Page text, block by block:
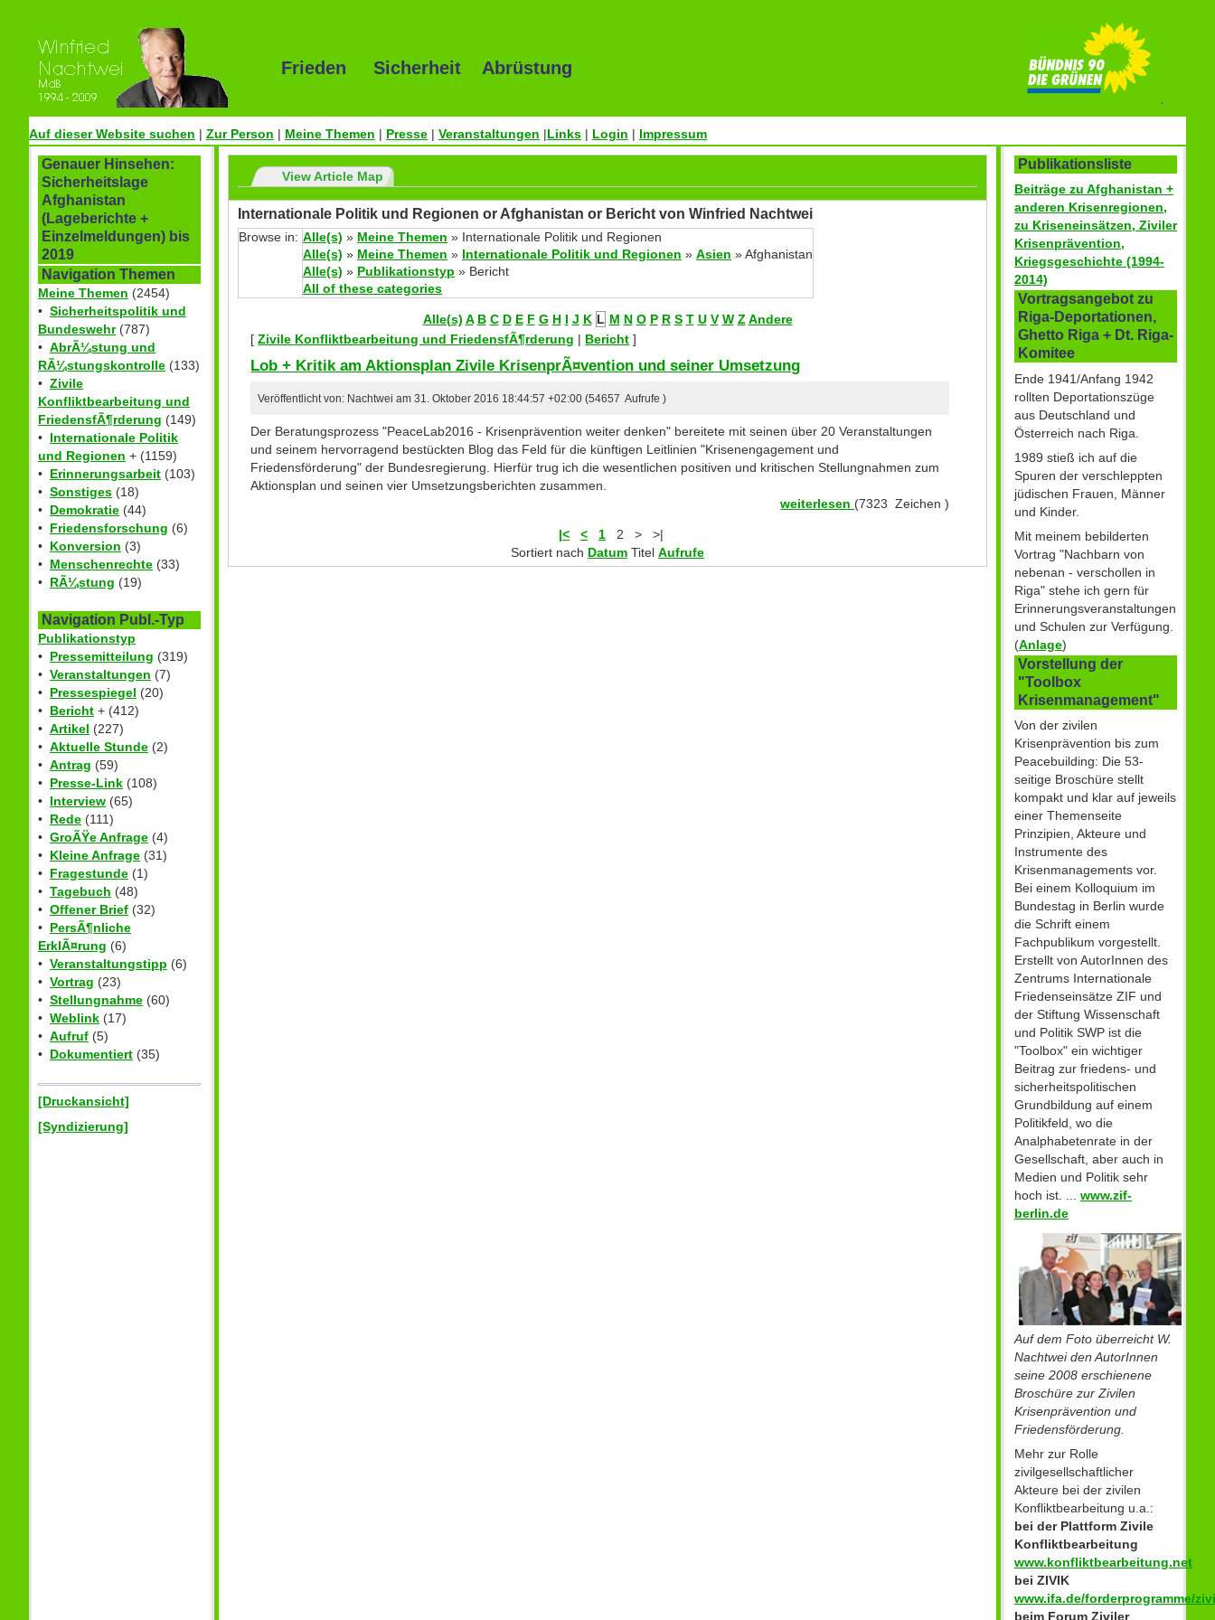
Frieden Sicherheit Abrüstung
Auf dieser Website suchen | Zur Person | Meine Themen | Presse | Veranstaltungen |Links | Login | Impressum
Genauer Hinsehen:
Sicherheitslage
Afghanistan
(Lageberichte +
Einzelmeldungen) bis
2019
Navigation Themen
Meine Themen (2454)
• Sicherheitspolitik und
Bundeswehr(787)
• AbrÃ¼stung und
RÃ¼stungskontrolle (133)
• Zivile
Konfliktbearbeitung und
FriedensfÃ¶rderung (149)
• Internationale Politik
und Regionen + (1159)
• Erinnerungsarbeit (103)
• Sonstiges (18)
• Demokratie (44)
• Friedensforschung (6)
• Konversion (3)
• Menschenrechte (33)
• RÃ¼stung (19)
Navigation Publ.-Typ
Publikationstyp
• Pressemitteilung (319)
• Veranstaltungen (7)
• Pressespiegel (20)
• Bericht + (412)
• Artikel (227)
• Aktuelle Stunde (2)
• Antrag (59)
• Presse-Link (108)
• Interview (65)
• Rede (111)
• GroÃŸe Anfrage (4)
• Kleine Anfrage (31)
• Fragestunde (1)
• Tagebuch (48)
• Offener Brief (32)
• PersÃ¶nliche
ErklÃ¤rung (6)
• Veranstaltungstipp (6)
• Vortrag (23)
• Stellungnahme (60)
• Weblink (17)
• Aufruf (5)
• Dokumentiert (35)
[Druckansicht]
[Syndizierung]
View Article Map
Internationale Politik und Regionen or Afghanistan or Bericht von Winfried Nachtwei
Browse in: Alle(s) » Meine Themen » Internationale Politik und Regionen
Alle(s) » Meine Themen » Internationale Politik und Regionen » Asien » Afghanistan
Alle(s) » Publikationstyp » Bericht
All of these categories
Alle(s) A B C D E F G H I J K L M N O P R S T U V W Z Andere
[Zivile Konfliktbearbeitung und FriedensfÃ¶rderung | Bericht ]
Lob + Kritik am Aktionsplan Zivile KrisenprÃ¤vention und seiner Umsetzung
Veröffentlicht von: Nachtwei am 31. Oktober 2016 18:44:57 +02:00 (54657 Aufrufe )
Der Beratungsprozess "PeaceLab2016 - Krisenprävention weiter denken" bereitete mit seinen über 20 Veranstaltungen
und seinem hervorragend bestückten Blog das Feld für die künftigen Leitlinien "Krisenengagement und
Friedensförderung" der Bundesregierung. Hierfür trug ich die wesentlichen positiven und kritischen Stellungnahmen zum
Aktionsplan und seinen vier Umsetzungsberichten zusammen.
weiterlesen (7323 Zeichen )
|< < 1 2 >
>|
Sortiert nach Datum Titel Aufrufe
Publikationsliste
Beiträge zu Afghanistan +
anderen Krisenregionen,
zu Kriseneinsätzen, Ziviler
Krisenprävention,
Kriegsgeschichte (1994-
2014)
Vortragsangebot zu
Riga-Deportationen,
Ghetto Riga + Dt. Riga-
Komitee
Ende 1941/Anfang 1942
rollten Deportationszüge
aus Deutschland und
Österreich nach Riga.
1989 stieß ich auf die
Spuren der verschleppten
jüdischen Frauen, Männer
und Kinder.
Mit meinem bebilderten
Vortrag "Nachbarn von
nebenan - verschollen in
Riga" stehe ich gern für
Erinnerungsveranstaltungen
und Schulen zur Verfügung.
(Anlage)
Vorstellung der
"Toolbox
Krisenmanagement"
Von der zivilen
Krisenprävention bis zum
Peacebuilding: Die 53-
seitige Broschüre stellt
kompakt und klar auf jeweils
einer Themenseite
Prinzipien, Akteure und
Instrumente des
Krisenmanagements vor.
Bei einem Kolloquium im
Bundestag in Berlin wurde
die Schrift einem
Fachpublikum vorgestellt.
Erstellt von AutorInnen des
Zentrums Internationale
Friedenseinsätze ZIF und
der Stiftung Wissenschaft
und Politik SWP ist die
"Toolbox" ein wichtiger
Beitrag zur friedens- und
sicherheitspolitischen
Grundbildung auf einem
Politikfeld, wo die
Analphabetenrate in der
Gesellschaft, aber auch in
Medien und Politik sehr
hoch ist. ... www.zif-
berlin.de
Auf dem Foto überreicht W.
Nachtwei den AutorInnen
seine 2008 erschienene
Broschüre zur Zivilen
Krisenprävention und
Friedensförderung.
Mehr zur Rolle
zivilgesellschaftlicher
Akteure bei der zivilen
Konfliktbearbeitung u.a.:
bei der Plattform Zivile
Konfliktbearbeitung
www.konfliktbearbeitung.net
bei ZIVIK
www.ifa.de/forderprogramme/
beim Forum Ziviler